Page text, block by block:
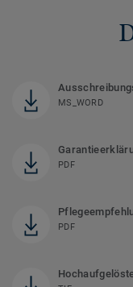
MS_WORD
PDF
PDF